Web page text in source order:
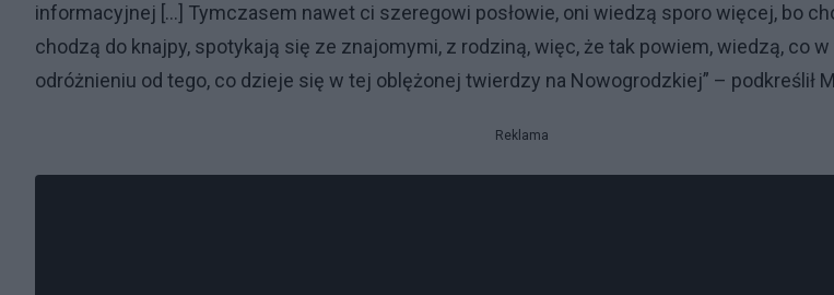
informacyjnej […] Tymczasem nawet ci szeregowi posłowie, oni wiedzą sporo więcej, bo
chodzą do knajpy, spotykają się ze znajomymi, z rodziną, więc, że tak powiem, wiedzą, co
odróżnieniu od tego, co dzieje się w tej oblężonej twierdzy na Nowogrodzkiej” – podkreślił
Reklama